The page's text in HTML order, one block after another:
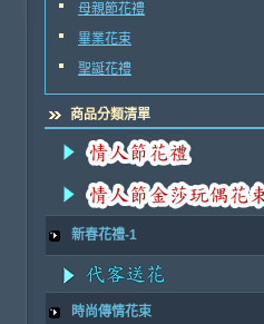
母親節花禮
畢業花束
聖誕花禮
商品分類清單
新春花禮-1
時尚傳情花束